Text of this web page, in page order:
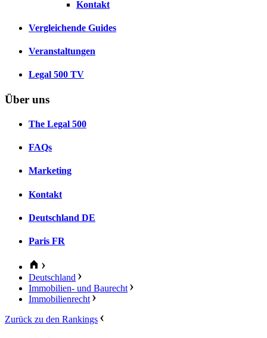
Kontakt
Vergleichende Guides
Veranstaltungen
Legal 500 TV
Über uns
The Legal 500
FAQs
Marketing
Kontakt
Deutschland DE
Paris FR
Deutschland
Immobilien- und Baurecht
Immobilienrecht
Zurück zu den Rankings